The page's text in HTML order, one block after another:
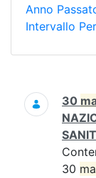
Anno
Intervallo
Ricerca
30
30